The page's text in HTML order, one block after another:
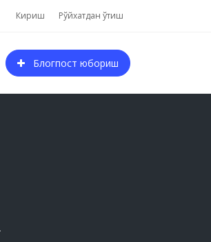
Кириш Рўйхатдан ўтиш
Блогпост юбориш